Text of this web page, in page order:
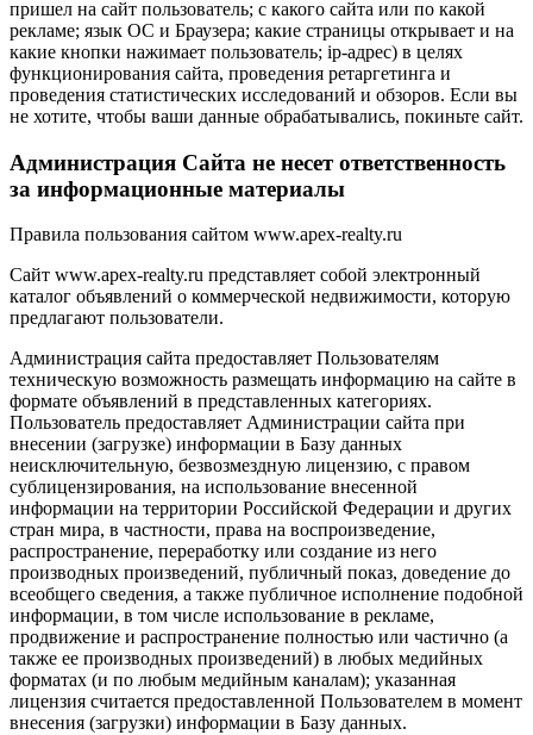
пришел на сайт пользователь; с какого сайта или по какой
рекламе; язык ОС и Браузера; какие страницы открывает и на
какие кнопки нажимает пользователь; ip-адрес) в целях
функционирования сайта, проведения ретаргетинга и
проведения статистических исследований и обзоров. Если вы
не хотите, чтобы ваши данные обрабатывались, покиньте сайт.
Администрация Сайта не несет ответственность
за информационные материалы
Правила пользования сайтом www.apex-realty.ru
Сайт www.apex-realty.ru представляет собой электронный
каталог объявлений о коммерческой недвижимости, которую
предлагают пользователи.
Администрация сайта предоставляет Пользователям
техническую возможность размещать информацию на сайте в
формате объявлений в представленных категориях.
Пользователь предоставляет Администрации сайта при
внесении (загрузке) информации в Базу данных
неисключительную, безвозмездную лицензию, с правом
сублицензирования, на использование внесенной
информации на территории Российской Федерации и других
стран мира, в частности, права на воспроизведение,
распространение, переработку или создание из него
производных произведений, публичный показ, доведение до
всеобщего сведения, а также публичное исполнение подобной
информации, в том числе использование в рекламе,
продвижение и распространение полностью или частично (а
также ее производных произведений) в любых медийных
форматах (и по любым медийным каналам); указанная
лицензия считается предоставленной Пользователем в момент
внесения (загрузки) информации в Базу данных.